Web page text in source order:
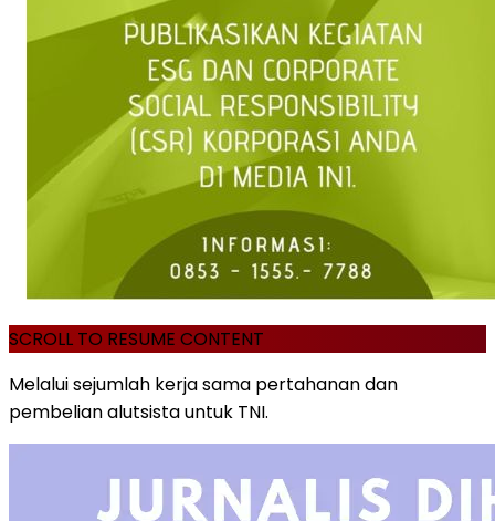
SCROLL TO RESUME CONTENT
Melalui sejumlah kerja sama pertahanan dan
pembelian alutsista untuk TNI.